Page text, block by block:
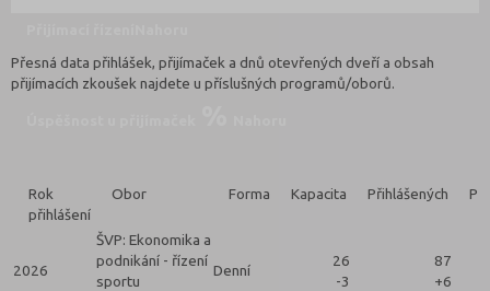
Přesná data přihlášek, přijímaček a dnů otevřených dveří a obsah
přijímacích zkoušek najdete u příslušných programů/oborů.
Rok
přihlášení
Obor Forma Kapacita Přihlášených
2026
ŠVP: Ekonomika a
podnikání - řízení
sportu
Denní
26
-3
87
+6